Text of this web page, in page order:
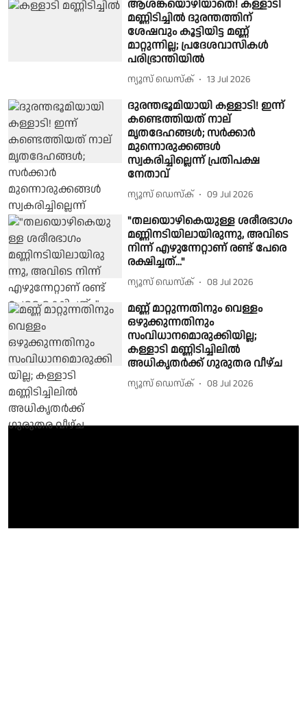
ആശങ്കയൊഴിയാതെ! കള്ളാടി
മണ്ണിടിച്ചിൽ ദുരന്തത്തിന്
ശേഷവും കൂട്ടിയിട്ട മണ്ണ്
മാറ്റുന്നില്ല; പ്രദേശവാസികൾ
പരിഭ്രാന്തിയിൽ
ന്യൂസ് ഡെസ്ക് 13 Jul 2026
ദുരന്തഭൂമിയായി കള്ളാടി! ഇന്ന്
കണ്ടെത്തിയത് നാല്
മൃതദേഹങ്ങൾ; സർക്കാർ
മുന്നൊരുക്കങ്ങൾ
സ്വകരിച്ചില്ലെന്ന് പ്രതിപക്ഷ
നേതാവ്
ന്യൂസ് ഡെസ്ക് 09 Jul 2026
"തലയൊഴികെയുള്ള ശരീരഭാഗം
മണ്ണിനടിയിലായിരുന്നു, അവിടെ
നിന്ന് എഴുന്നേറ്റാണ് രണ്ട് പേരെ
രക്ഷിച്ചത്..."
ന്യൂസ് ഡെസ്ക് 08 Jul 2026
മണ്ണ് മാറ്റുന്നതിനും വെള്ളം
ഒഴുക്കുന്നതിനും
സംവിധാനമൊരുക്കിയില്ല;
കള്ളാടി മണ്ണിടിച്ചിലിൽ
അധികൃതർക്ക് ഗുരുതര വീഴ്ച
ന്യൂസ് ഡെസ്ക് 08 Jul 2026